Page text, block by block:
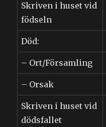
Skriven i huset vid
födseln
Död:
– Ort/Församling
– Orsak
Skriven i huset vid
dödsfallet